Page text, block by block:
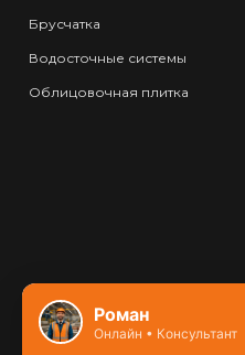
Брусчатка
Водосточные системы
Облицовочная плитка
Контакты
Роман
Онлайн • Консультант